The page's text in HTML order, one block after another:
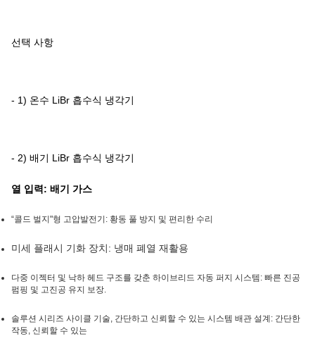
선택 사항
- 1) 온수 LiBr 흡수식 냉각기
- 2) 배기 LiBr 흡수식 냉각기
열 입력: 배기 가스
“콜드 벌지"형 고압발전기: 황동 풀 방지 및 편리한 수리
미세 플래시 기화 장치: 냉매 폐열 재활용
다중 이젝터 및 낙하 헤드 구조를 갖춘 하이브리드 자동 퍼지 시스템: 빠른 진공
펌핑 및 고진공 유지 보장.
솔루션 시리즈 사이클 기술, 간단하고 신뢰할 수 있는 시스템 배관 설계: 간단한
작동, 신뢰할 수 있는